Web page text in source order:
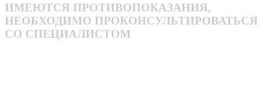
ИМЕЮТСЯ ПРОТИВОПОКАЗАНИЯ,
НЕОБХОДИМО ПРОКОНСУЛЬТИРОВАТЬСЯ
СО СПЕЦИАЛИСТОМ